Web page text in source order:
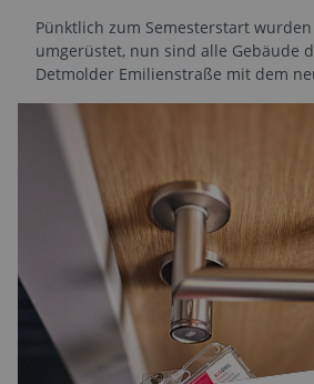
Pünktlich zum Semesterstart
umgerüstet, nun sind alle Gebäude
Detmolder Emilienstraße mit dem